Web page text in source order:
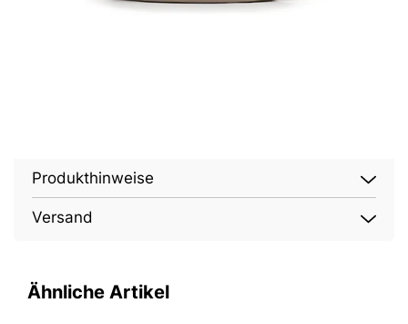
Produkthinweise
Versand
Ähnliche Artikel